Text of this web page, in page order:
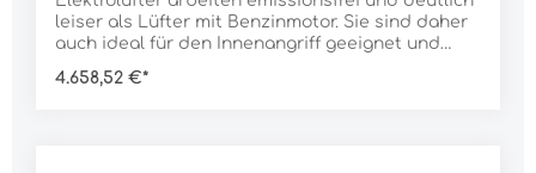
leiser als Lüfter mit Benzinmotor. Sie sind daher
auch ideal für den Innenangriff geeignet und
Brand das Gebäude weiter belüften ohne
4.658,52 €*